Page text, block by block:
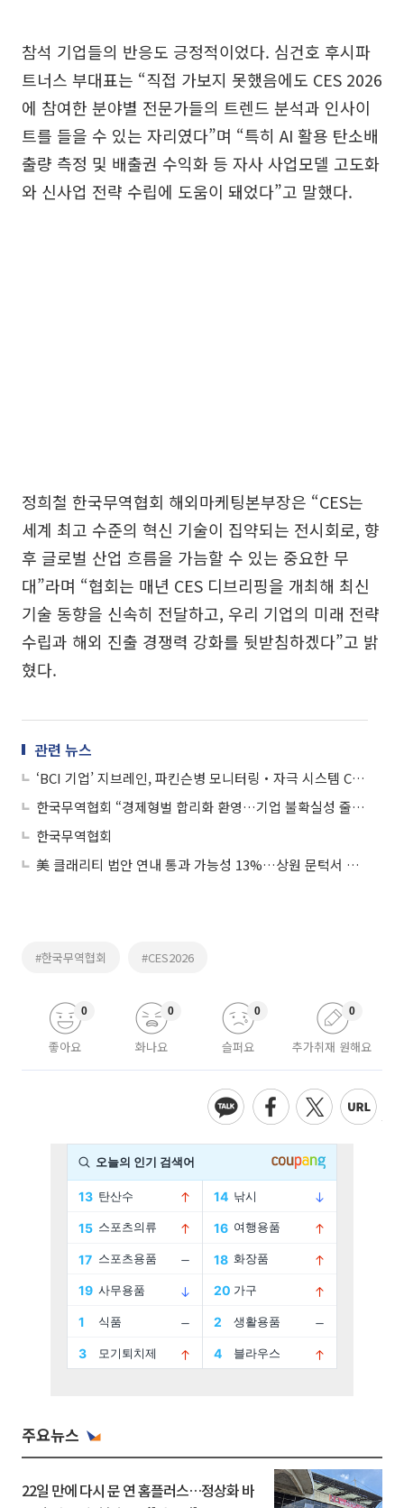
참석 기업들의 반응도 긍정적이었다. 심건호 후시파
트너스 부대표는 “직접 가보지 못했음에도 CES 2026
에 참여한 분야별 전문가들의 트렌드 분석과 인사이
트를 들을 수 있는 자리였다”며 “특히 AI 활용 탄소배
출량 측정 및 배출권 수익화 등 자사 사업모델 고도화
와 신사업 전략 수립에 도움이 돼었다”고 말했다.
정희철 한국무역협회 해외마케팅본부장은 “CES는
세계 최고 수준의 혁신 기술이 집약되는 전시회로, 향
후 글로벌 산업 흐름을 가늠할 수 있는 중요한 무
대”라며 “협회는 매년 CES 디브리핑을 개최해 최신
기술 동향을 신속히 전달하고, 우리 기업의 미래 전략
수립과 해외 진출 경쟁력 강화를 뒷받침하겠다”고 밝
혔다.
관련 뉴스
‘BCI 기업’ 지브레인, 파킨슨병 모니터링‧자극 시스템 CES2026 혁신상
한국무역협회 “경제형벌 합리화 환영…기업 불확실성 줄여”
한국무역협회
美 클래리티 법안 연내 통과 가능성 13%…상원 문턱서 제동
#한국무역협회 #CES2026
좋아요
0
화나요
0
슬퍼요
0
추가취재 원해요
0
주요뉴스
22일 만에 다시 문 연 홈플러스…정상화 바